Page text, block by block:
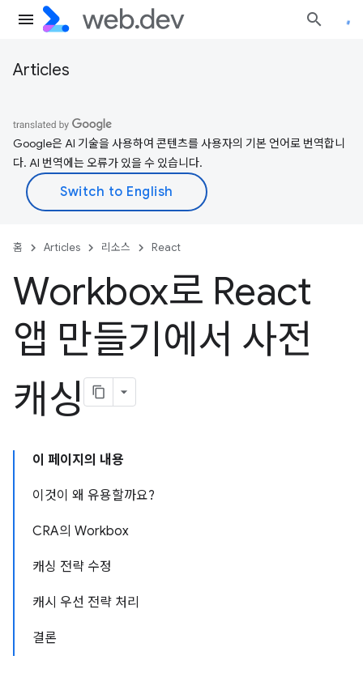
Articles
Google은 AI 기술을 사용하여 콘텐츠를 사용자의 기본 언어로 번역합니
다. AI 번역에는 오류가 있을 수 있습니다.
홈 Articles 리소스 React
Workbox로 React
앱 만들기에서 사전
캐싱
이 페이지의 내용
이것이 왜 유용할까요?
CRA의 Workbox
캐싱 전략 수정
캐시 우선 전략 처리
결론